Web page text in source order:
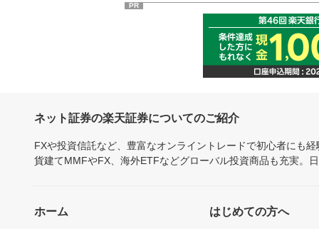
PR
ネット証券の楽天証券についてのご紹介
FXや投資信託など、豊富なオンライントレードで初心者にも
貨建てMMFやFX、海外ETFなどグローバル投資商品も充実。
ホーム はじめての方へ